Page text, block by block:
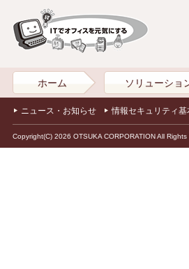
ホーム ソリューショ
ニュース・お知らせ 情報セキュリティ基
Copyright(C) 2026 OTSUKA CORPORATION All Rights